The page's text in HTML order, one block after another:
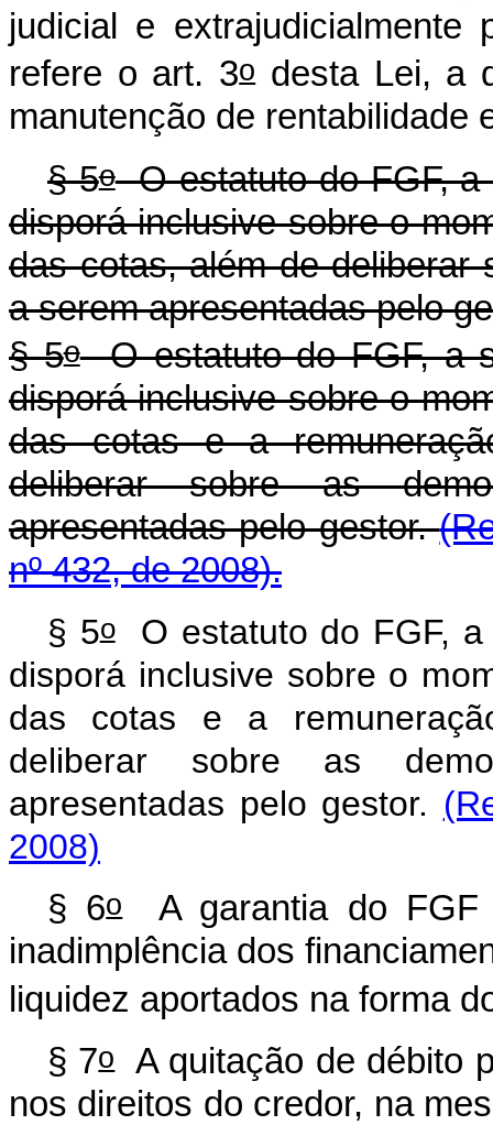
judicial e
refere o art. 3odesta Lei, a
manutenção de rentabilidade
§ 5oO estatuto do FGF, a
disporá inclusive sobre o
das cotas, além de deliberar
a serem apresentadas pelo
§ 5oO estatuto do FGF, a
disporá inclusive sobre o
das cotas e a
deliberar sobre as
apresentadas pelo gestor.
nº 432, de 2008).
§ 5oO estatuto do FGF, a
disporá inclusive sobre o
das cotas e a
deliberar sobre as
apresentadas pelo gestor.
2008)
§ 6oA garantia do FGF
inadimplência dos
liquidez aportados na forma
§ 7oA quitação de débito
nos direitos do credor, na